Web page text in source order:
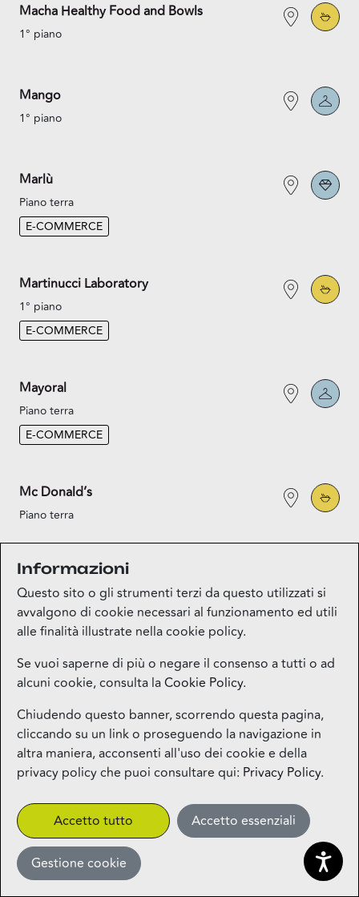
Macha Healthy Food and Bowls
1° piano
Mango
1° piano
Marlù
Piano terra
E-COMMERCE
Martinucci Laboratory
1° piano
E-COMMERCE
Mayoral
Piano terra
E-COMMERCE
Mc Donald’s
Piano terra
Medi-market
Piano terra
Mila Beauty Lounge
Piano terra
Milos – Greek Food – Coming
Soon
1° piano
CLICK&COLLECT
Miniso
Informazioni
Questo sito o gli strumenti terzi da questo utilizzati si
avvalgono di cookie necessari al funzionamento ed utili
alle finalità illustrate nella cookie policy.
Se vuoi saperne di più o negare il consenso a tutti o ad
alcuni cookie, consulta laCookie Policy.
Chiudendo questo banner, scorrendo questa pagina,
cliccando su un link o proseguendo la navigazione in
altra maniera, acconsenti all'uso dei cookie e della
privacy policy che puoi consultare qui: Privacy Policy.
Accetto tutto Accetto essenziali
Gestione cookie